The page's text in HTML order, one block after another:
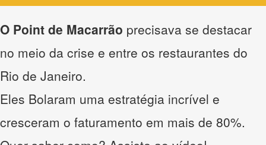
O Point de Macarrão precisava se destacar
no meio da crise e entre os restaurantes do
Rio de Janeiro.
Eles Bolaram uma estratégia incrível e
cresceram o faturamento em mais de 80%.